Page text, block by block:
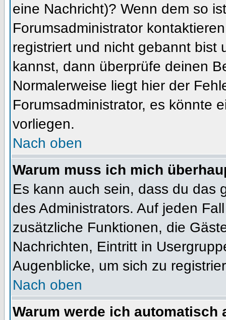
eine Nachricht)? Wenn dem so
Forumsadministrator
registriert und nicht gebannt bist
kannst, dann überprüfe deinen
Normalerweise liegt hier der
Forumsadministrator, es könnte
vorliegen.
Nach oben
Warum muss ich mich
Es kann auch sein, dass du das
des Administrators. Auf jeden
zusätzliche Funktionen, die
Nachrichten, Eintritt in
Augenblicke, um sich zu
Nach oben
Warum werde ich automatisch